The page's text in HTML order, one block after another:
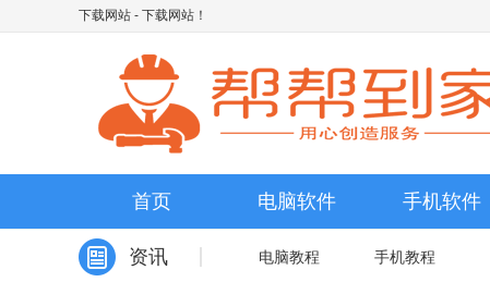
下载网站 - 下载网站！
首页 电脑软件 手机软件
资讯 电脑教程 手机教程